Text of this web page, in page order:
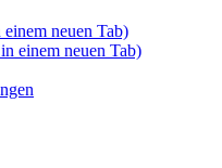
neuen Tab)
einem neuen Tab)